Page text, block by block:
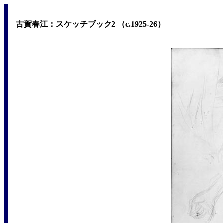
古賀春江：スケッチブック2 （c.1925-26）